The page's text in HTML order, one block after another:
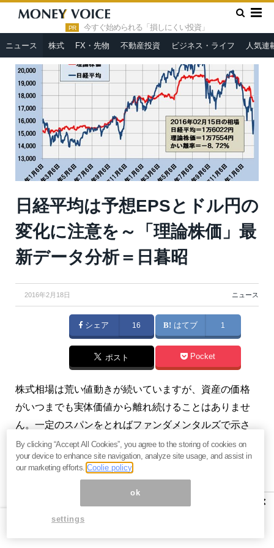
PR 今すぐ始められる「損しにくい投資」
ニュース 株式 FX・先物 不動産投資 ビジネス・ライフ 人気連
HOME » ニュース »
日経平均は予想EPSとドル円の変化に注意
を～「理論株価」最新データ分析＝日暮昭
日経平均は予想EPSとドル円の
変化に注意を～「理論株価」最
新データ分析＝日暮昭
2016年2月18日 ニュース
シェア 16 はてブ 1
ポスト Pocket
株式相場は荒い値動きが続いていますが、資産の価格
がいつまでも実体価値から離れ続けることはありませ
ん。一定のスパンをとればファンダメンタルズで示さ
れる価値に回帰すると考えられます。本記事で取り上
げる理論株価はこうした実体価値に基づく日経平均の
水準を出来るだけ簡素な形で捉えることを目指したも
ので、予想業績と米ドルの2つの要因に絞って日経平均
を説明しています。（『
筆者プロフィール：日暮昭（ひぐらしあきら）
×
By clicking “Accept All Cookies”, you agree to the storing of cookies on
your device to enhance site navigation, analyze site usage, and assist in
our marketing efforts.Coolie policy
ok
settings